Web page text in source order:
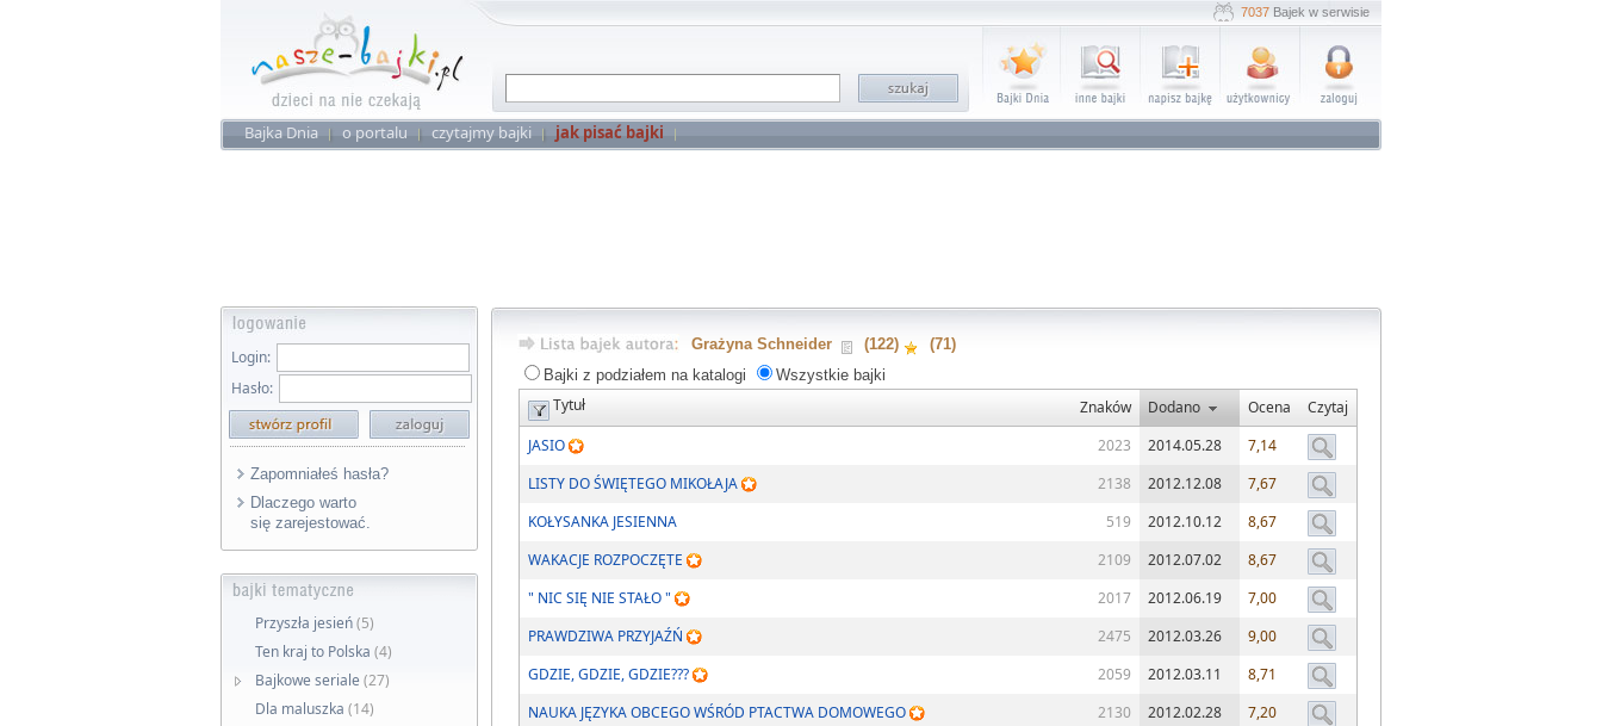
7037 Bajek w serwisie
Bajka Dnia o portalu czytajmy bajki jak pisać bajki
Login:
Hasło:
Zapomniałeś hasła?
Dlaczego warto
się zarejestować.
Przyszła jesień(5)
Ten kraj to Polska (4)
Bajkowe seriale (27)
Dla maluszka (14)
Grażyna Schneider (122)
(71)
Bajki z podziałem na katalogi
Wszystkie bajki
Tytuł Znaków Dodano Ocena Czytaj
JASIO 2023 2014.05.28
7,14
LISTY DO ŚWIĘTEGO MIKOŁAJA
2138 2012.12.08
7,67
KOŁYSANKA JESIENNA
519 2012.10.12
8,67
WAKACJE ROZPOCZĘTE
2109 2012.07.02
8,67
" NIC SIĘ NIE STAŁO "
2017 2012.06.19
7,00
PRAWDZIWA PRZYJAŹŃ
2475 2012.03.26
9,00
GDZIE, GDZIE, GDZIE???
2059 2012.03.11
8,71
NAUKA JĘZYKA OBCEGO WŚRÓD PTACTWA DOMOWEGO
2130 2012.02.28
7,20